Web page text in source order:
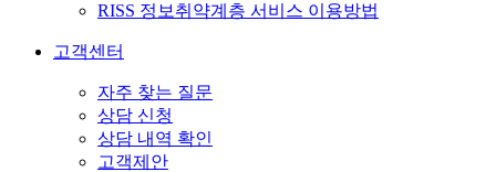
RISS 정보취약계층 서비스 이용방법
고객센터
자주 찾는 질문
상담 신청
상담 내역 확인
고객제안